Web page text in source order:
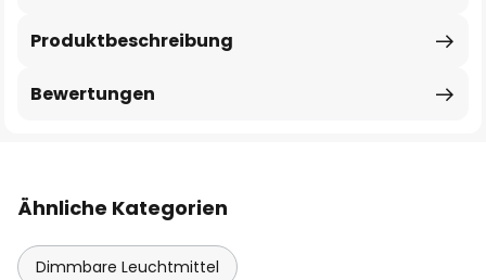
Produktbeschreibung
Bewertungen
Ähnliche Kategorien
Dimmbare Leuchtmittel